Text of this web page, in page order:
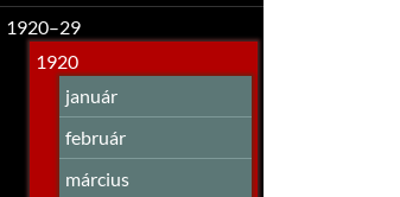
1920–29
1920
január
február
március